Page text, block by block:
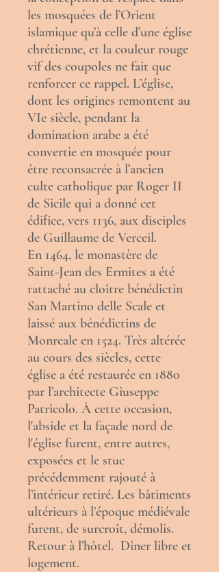
les mosquées de l’Orient
islamique qu’à celle d’une église
chrétienne, et la couleur rouge
vif des coupoles ne fait que
renforcer ce rappel. L’église,
dont les origines remontent au
VIe siècle, pendant la
domination arabe a été
convertie en mosquée pour
être reconsacrée à l’ancien
culte catholique par Roger II
de Sicile qui a donné cet
édifice, vers 1136, aux disciples
de Guillaume de Verceil.
En 1464, le monastère de
Saint-Jean des Ermites a été
rattaché au cloître bénédictin
San Martino delle Scale et
laissé aux bénédictins de
Monreale en 1524. Très altérée
au cours des siècles, cette
église a été restaurée en 1880
par l’architecte Giuseppe
Patricolo. À cette occasion,
l'abside et la façade nord de
l'église furent, entre autres,
exposées et le stuc
précédemment rajouté à
l’intérieur retiré. Les bâtiments
ultérieurs à l’époque médiévale
furent, de surcroît, démolis.
Retour à l’hôtel. Dîner libre et
logement.